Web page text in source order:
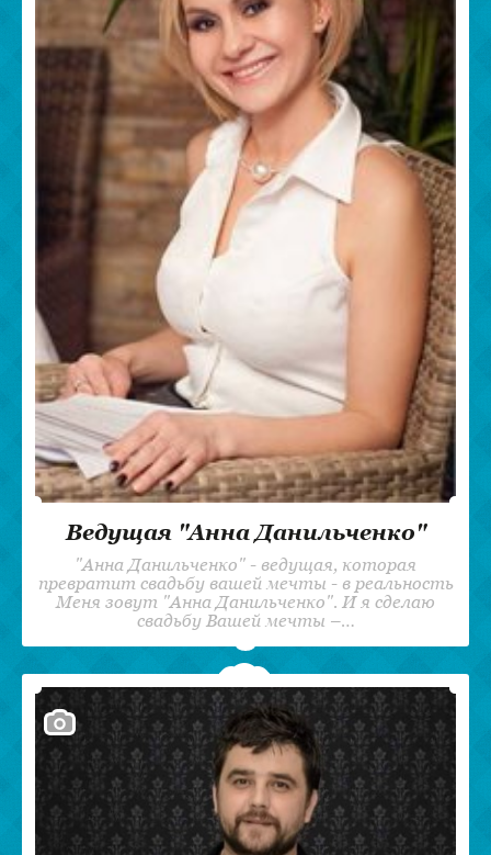
Ведущая "Анна Данильченко"
"Анна Данильченко" - ведущая, которая
превратит свадьбу вашей мечты - в реальность
Меня зовут "Анна Данильченко". И я сделаю
свадьбу Вашей мечты –…